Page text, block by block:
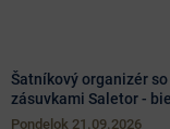
Šatníkový organizér so
zásuvkami Saletor -
pondelok 21.09.2026